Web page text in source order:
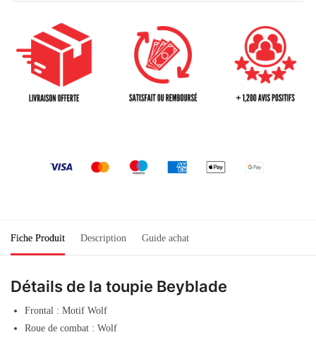
Fiche Produit Description Guide achat
Détails de la toupie Beyblade
Frontal : Motif Wolf
Roue de combat : Wolf